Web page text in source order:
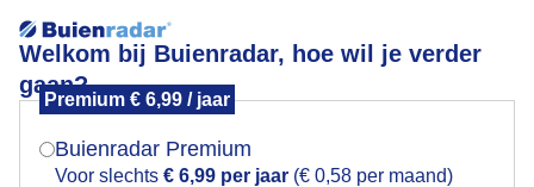
Welkom bij Buienradar, hoe wil je verder
gaan?
Premium € 6,99 / jaar
Buienradar Premium
Voor slechts € 6,99 per jaar (€ 0,58 per maand)
Dierentuin.
Mogen we je locatie gebruiken voor het